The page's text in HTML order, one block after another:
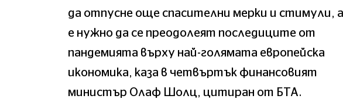
да отпусне още спасителни мерки и стимули,
е нужно да се преодолеят последиците от
пандемията върху най-голямата европейска
икономика, каза в четвъртък финансовият
министър Олаф Шолц, цитиран от БТА.